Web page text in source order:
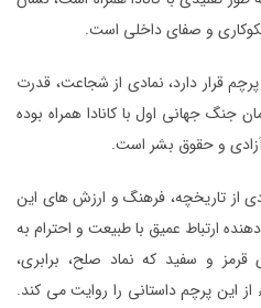
و صفای داخلی است.
قرار دارد، نمادی از شجاعت، قدرت
جنگ جهانی اول با کانادا همراه بوده
و حقوق بشر است.
از تاریخچه، فرهنگ و ارزش های این
ارتباط عمیق با طبیعت و احترام به
و سفید که نماد صلح، برابری،
این پرچم داستانی را روایت می کند.